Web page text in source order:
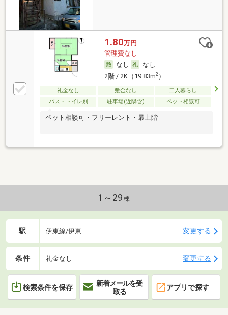
1.80万円
管理費なし
なし
なし
2階 / 2K（19.83m2）
礼金なし 敷金なし
二人暮らし
バス・トイレ別
駐車場(近隣含) ペット相談可
ペット相談可・フリーレント・最上階
1～29 棟
駅 伊東線/伊東 変更する
条件 礼金なし 変更する
検索条件を保存
新着メールを受
取る
アプリで探す